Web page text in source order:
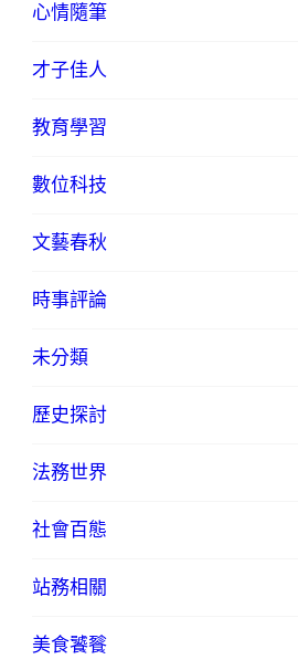
心情隨筆
才子佳人
教育學習
數位科技
文藝春秋
時事評論
未分類
歷史探討
法務世界
社會百態
站務相關
美食饕餮